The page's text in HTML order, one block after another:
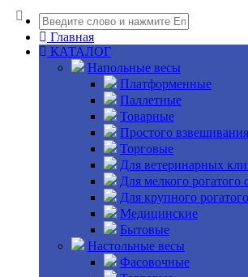
Главная
КАТАЛОГ
Напольные весы
Платформенные
Паллетные
Товарные
Простого взвешивания
Торговые
Для ветеринарных
Для мелкого рогатого
Для крупного
Медицинские
Бытовые
Настольные весы
Фасовочные